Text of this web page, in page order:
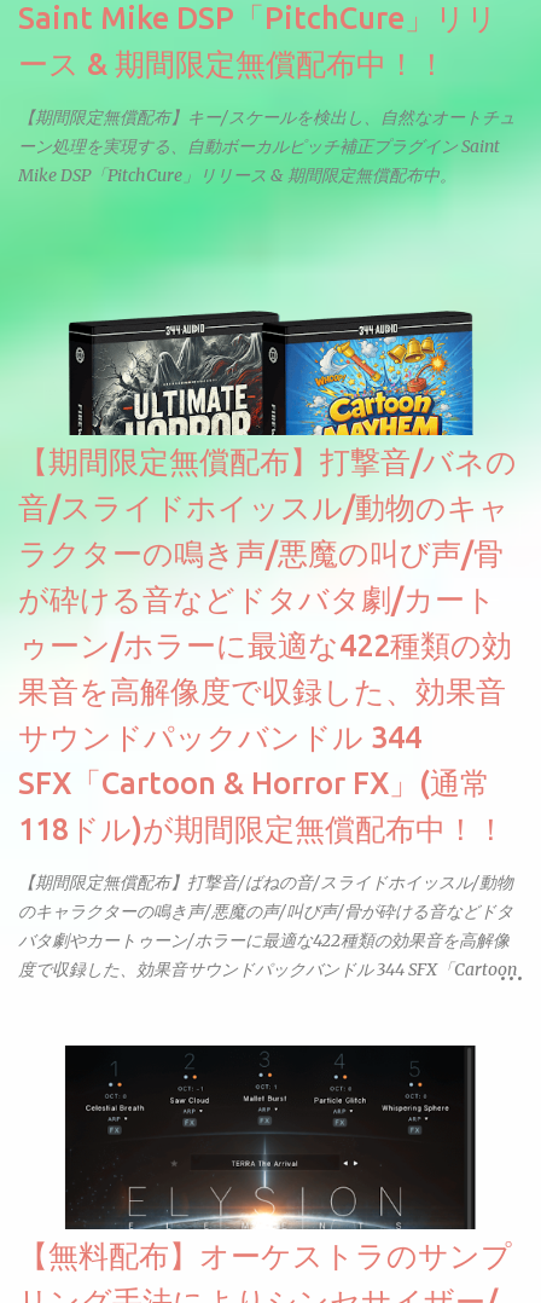
Saint Mike DSP「PitchCure」リリ
ース & 期間限定無償配布中！！
【期間限定無償配布】キー/スケールを検出し、自然なオートチュ
ーン処理を実現する、自動ボーカルピッチ補正プラグイン Saint
Mike DSP「PitchCure」リリース & 期間限定無償配布中。
【期間限定無償配布】打撃音/バネの
音/スライドホイッスル/動物のキャ
ラクターの鳴き声/悪魔の叫び声/骨
が砕ける音などドタバタ劇/カート
ゥーン/ホラーに最適な422種類の効
果音を高解像度で収録した、効果音
サウンドパックバンドル 344
SFX「Cartoon & Horror FX」(通常
118ドル)が期間限定無償配布中！！
【期間限定無償配布】打撃音/ばねの音/スライドホイッスル/動物
のキャラクターの鳴き声/悪魔の声/叫び声/骨が砕ける音などドタ
バタ劇やカートゥーン/ホラーに最適な422種類の効果音を高解像
度で収録した、効果音サウンドパックバンドル 344 SFX「Cartoon
【無料配布】オーケストラのサンプ